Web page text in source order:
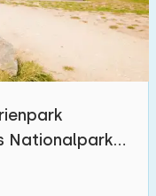
Nationalparks